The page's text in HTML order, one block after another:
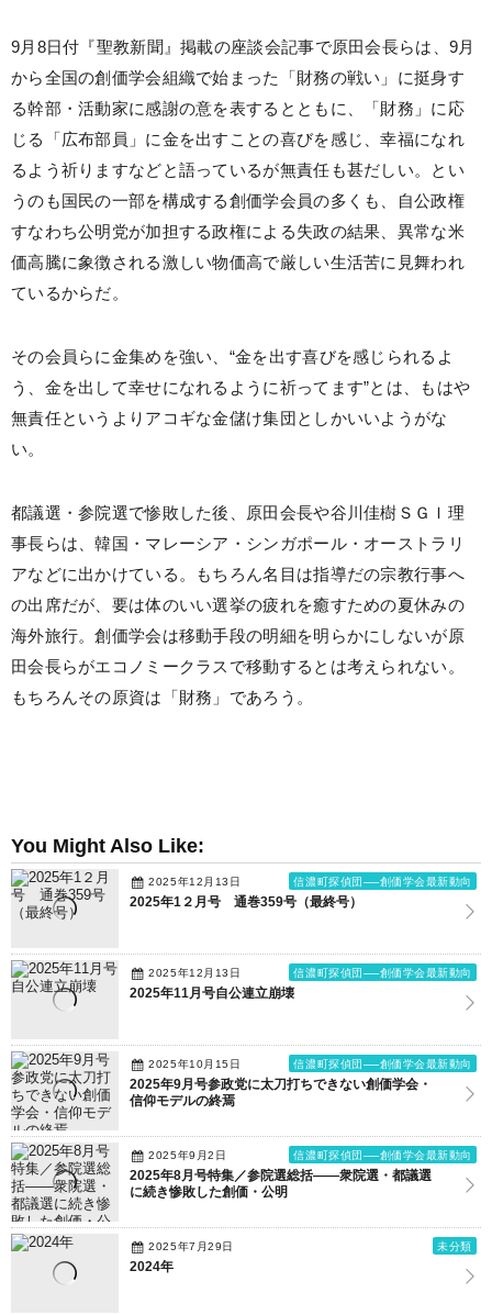
9月8日付『聖教新聞』掲載の座談会記事で原田会長らは、9月
から全国の創価学会組織で始まった「財務の戦い」に挺身す
る幹部・活動家に感謝の意を表するとともに、「財務」に応
じる「広布部員」に金を出すことの喜びを感じ、幸福になれ
るよう祈りますなどと語っているが無責任も甚だしい。とい
うのも国民の一部を構成する創価学会員の多くも、自公政権
すなわち公明党が加担する政権による失政の結果、異常な米
価高騰に象徴される激しい物価高で厳しい生活苦に見舞われ
ているからだ。
その会員らに金集めを強い、“金を出す喜びを感じられるよ
う、金を出して幸せになれるように祈ってます”とは、もはや
無責任というよりアコギな金儲け集団としかいいようがな
い。
都議選・参院選で惨敗した後、原田会長や谷川佳樹ＳＧＩ理
事長らは、韓国・マレーシア・シンガポール・オーストラリ
アなどに出かけている。もちろん名目は指導だの宗教行事へ
の出席だが、要は体のいい選挙の疲れを癒すための夏休みの
海外旅行。創価学会は移動手段の明細を明らかにしないが原
田会長らがエコノミークラスで移動するとは考えられない。
もちろんその原資は「財務」であろう。
You Might Also Like:
2025年12月13日 信濃町探偵団──創価学会最新動向
2025年1２月号 通巻359号（最終号）
2025年12月13日 信濃町探偵団──創価学会最新動向
2025年11月号自公連立崩壊
2025年10月15日 信濃町探偵団──創価学会最新動向
2025年9月号参政党に太刀打ちできない創価学会・
信仰モデルの終焉
2025年9月2日 信濃町探偵団──創価学会最新動向
2025年8月号特集／参院選総括――衆院選・都議選
に続き惨敗した創価・公明
2025年7月29日 未分類
2024年